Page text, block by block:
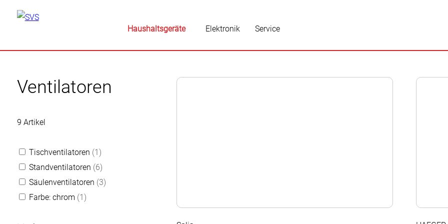
Haushaltsgeräte Elektronik Service
Ventilatoren
9 Artikel
Tischventilatoren (1)
Standventilatoren (6)
Säulenventilatoren (3)
Farbe: chrom (1)